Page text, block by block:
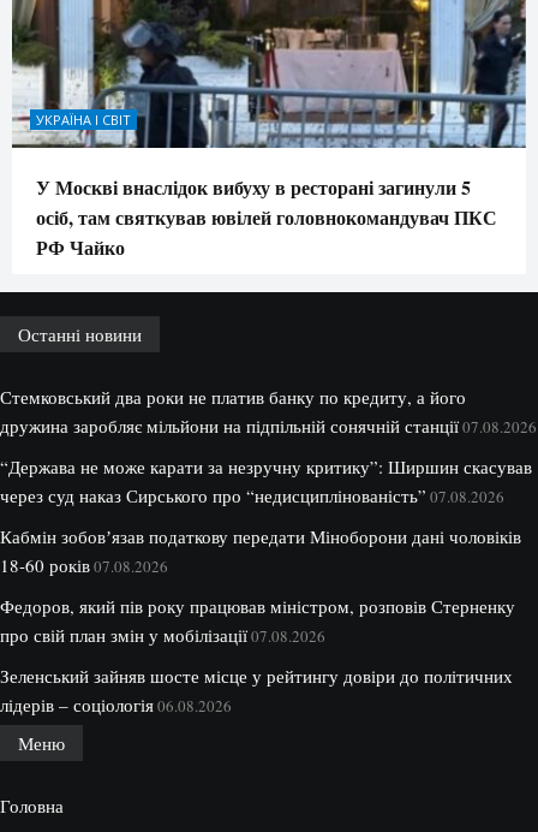
УКРАЇНА І СВІТ
У Москві внаслідок вибуху в ресторані загинули 5
осіб, там святкував ювілей головнокомандувач ПКС
РФ Чайко
Останні новини
Стемковський два роки не платив банку по кредиту, а його
дружина заробляє мільйони на підпільній сонячній станції07.08.2026
“Держава не може карати за незручну критику”: Ширшин скасував
через суд наказ Сирського про “недисциплінованість” 07.08.2026
Кабмін зобовʼязав податкову передати Міноборони дані чоловіків
18-60 років07.08.2026
Федоров, який пів року працював міністром, розповів Стерненку
про свій план змін у мобілізації07.08.2026
Зеленський зайняв шосте місце у рейтингу довіри до політичних
лідерів – соціологія06.08.2026
Меню
Головна